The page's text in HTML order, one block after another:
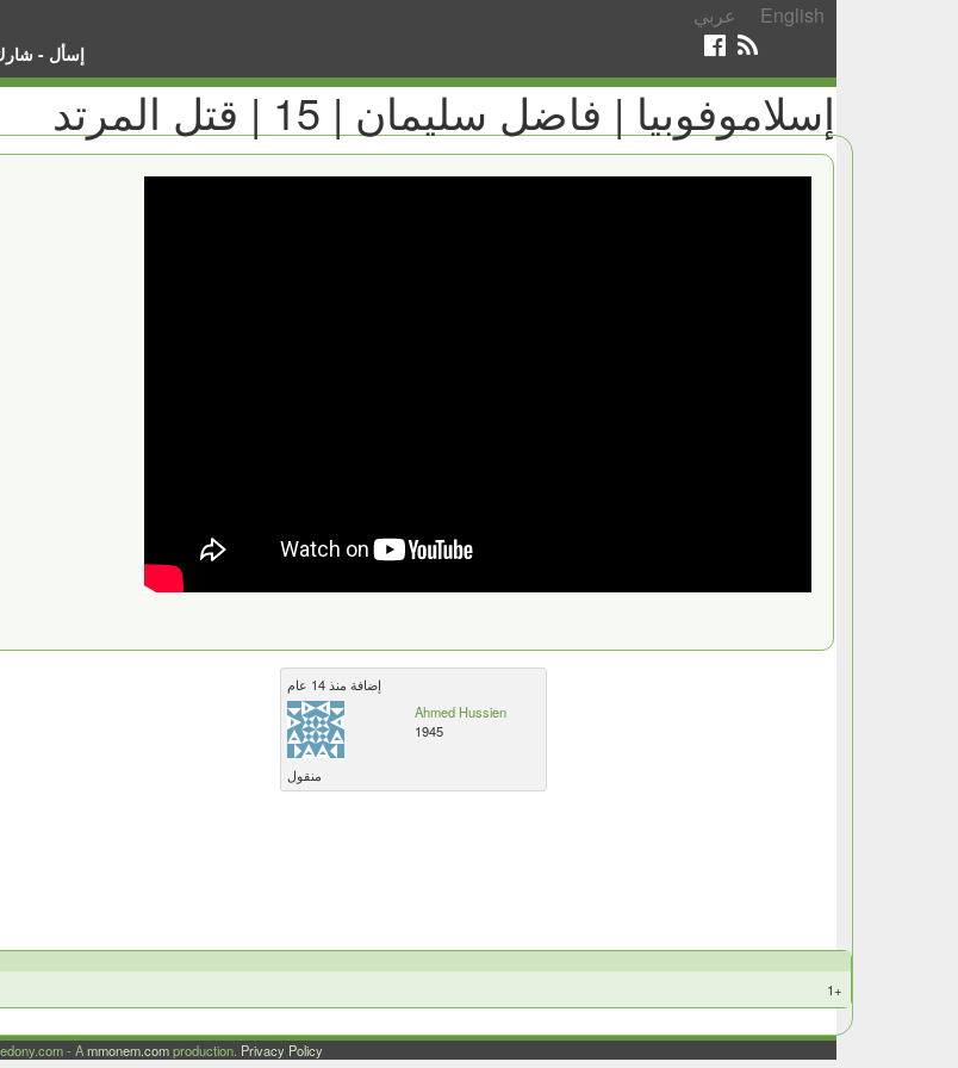
عربي English
إسأل -
إسلاموفوبيا | فاضل سليمان | 15 | قتل المرتد
إضافة منذ 14 عام
Ahmed Hussien
1945
منقول
+1
- Ammonem.comproduction. Privacy Policy